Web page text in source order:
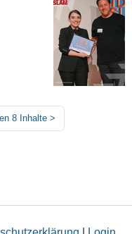
8 Inhalte >